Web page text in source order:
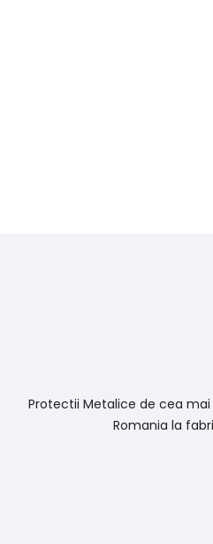
Protectii Metalice de cea
Romania la